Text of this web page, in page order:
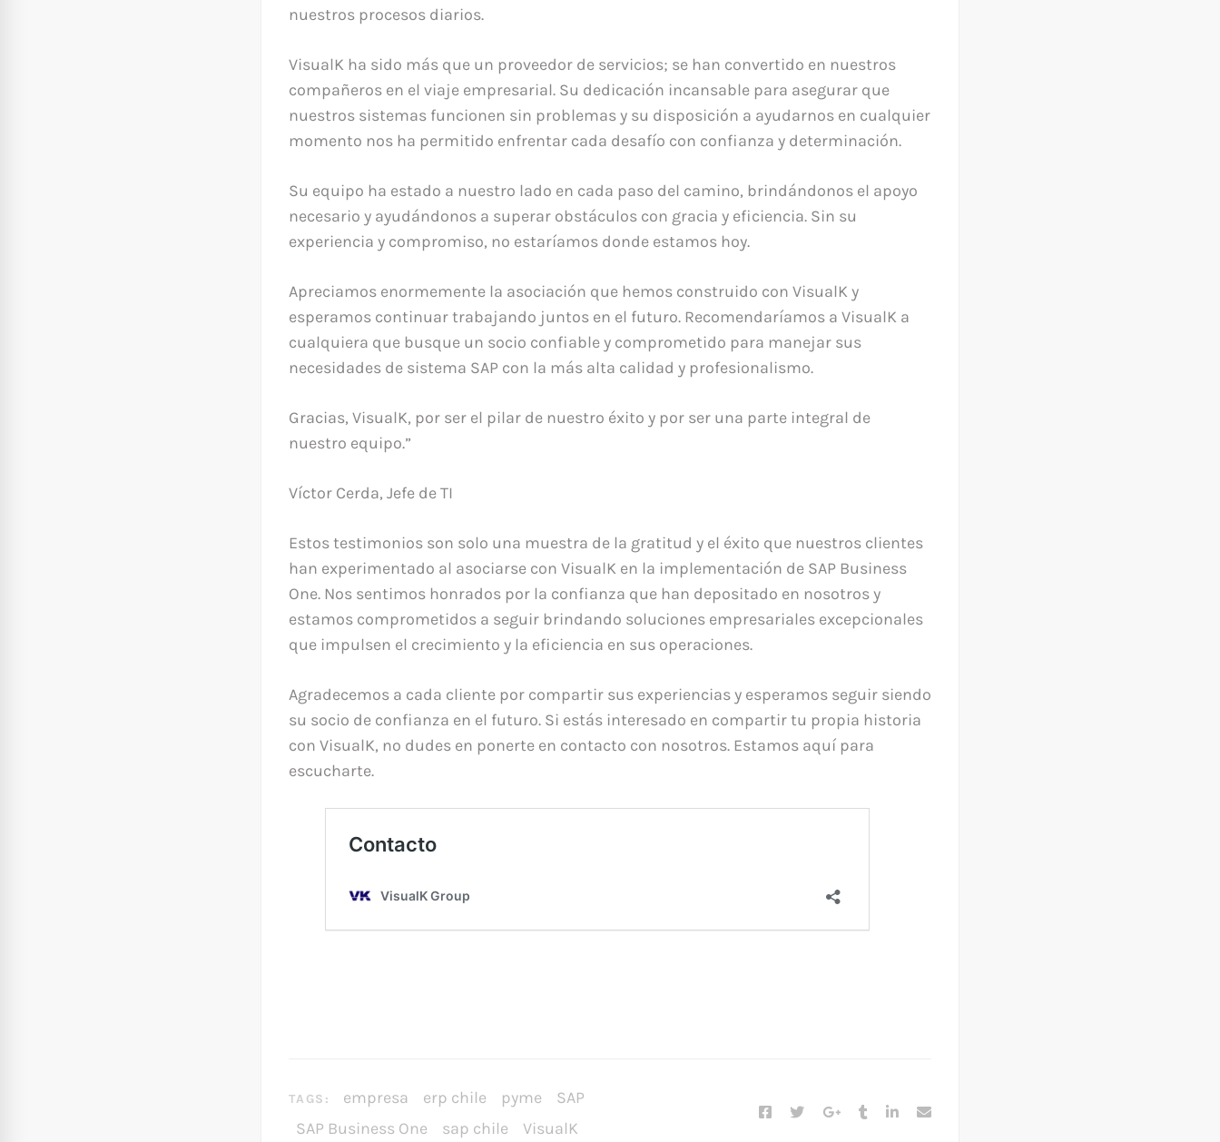
nuestros procesos diarios.
VisualK ha sido más que un proveedor de servicios; se han convertido en nuestros
compañeros en el viaje empresarial. Su dedicación incansable para asegurar que
nuestros sistemas funcionen sin problemas y su disposición a ayudarnos en cualquier
momento nos ha permitido enfrentar cada desafío con confianza y determinación.
Su equipo ha estado a nuestro lado en cada paso del camino, brindándonos el apoyo
necesario y ayudándonos a superar obstáculos con gracia y eficiencia. Sin su
experiencia y compromiso, no estaríamos donde estamos hoy.
Apreciamos enormemente la asociación que hemos construido con VisualK y
esperamos continuar trabajando juntos en el futuro. Recomendaríamos a VisualK a
cualquiera que busque un socio confiable y comprometido para manejar sus
necesidades de sistema SAP con la más alta calidad y profesionalismo.
Gracias, VisualK, por ser el pilar de nuestro éxito y por ser una parte integral de
nuestro equipo.”
Víctor Cerda, Jefe de TI
Estos testimonios son solo una muestra de la gratitud y el éxito que nuestros clientes
han experimentado al asociarse con VisualK en la implementación de SAP Business
One. Nos sentimos honrados por la confianza que han depositado en nosotros y
estamos comprometidos a seguir brindando soluciones empresariales excepcionales
que impulsen el crecimiento y la eficiencia en sus operaciones.
Agradecemos a cada cliente por compartir sus experiencias y esperamos seguir siendo
su socio de confianza en el futuro. Si estás interesado en compartir tu propia historia
con VisualK, no dudes en ponerte en contacto con nosotros. Estamos aquí para
escucharte.
TAGS: empresa erp chile pyme
SAP
SAP Business One
sap chile VisualK